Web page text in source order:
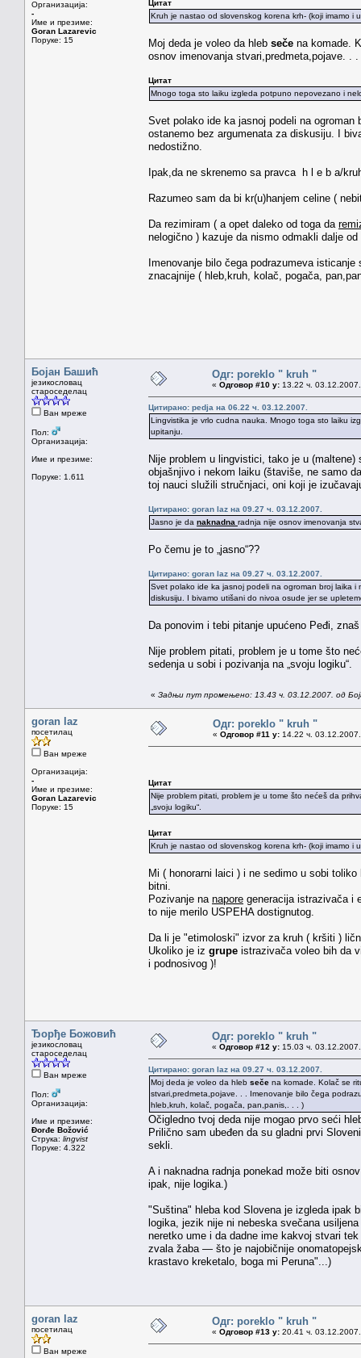
Организација:
-
Име и презиме:
Goran Lazarevic
Поруке: 15
Цитат
Kruh je nastao od slovenskog korena krh- (koji imamo i
Moj deda je voleo da hleb seče na komade.
osnov imenovanja stvari,predmeta,pojave. . .
Цитат
Mnogo toga sto laiku izgleda potpuno nepovezano i
Svet polako ide ka jasnoj podeli na
ostanemo bez argumenata za diskusiju. I
nedostižno.
Ipak,da ne skrenemo sa pravca h l e b a/
Razumeo sam da bi kr(u)hanjem celine (
Da rezimiram ( a opet daleko od toga da
nelogično ) kazuje da nismo odmakli dalje
Imenovanje bilo čega podrazumeva
znacajnije ( hleb,kruh, kolač, pogača,
Бојан Башић
језикословац
староседелац
Ван мреже
Пол:
Организација:
Име и презиме:
Поруке: 1.611
Одг: poreklo " kruh "
« Одговор #10 у: 13.22 ч.
Цитирано: pedja на 06.22 ч. 03.12.2007.
Lingvistika je vrlo cudna nauka. Mnogo toga sto laiku
upitanju.
Nije problem u lingvistici, tako je u
objašnjivo i nekom laiku (štaviše, ne samo
toj nauci služili stručnjaci, oni koji je
Цитирано: goran laz на 09.27 ч. 03.12.2007.
Jasno je da naknadna radnja nije osnov imenovanja
Po čemu je to „jasno“??
Цитирано: goran laz на 09.27 ч. 03.12.2007.
Svet polako ide ka jasnoj podeli na ogroman broj laika
diskusiju. I bivamo utišani do nivoa osude jer se
Da ponovim i tebi pitanje upućeno Peđi,
Nije problem pitati, problem je u tome što
sedenja u sobi i pozivanja na „svoju logiku“.
« Задњи пут промењено: 13.43 ч. 03.12.2007. од
goran laz
посетилац
Ван мреже
Организација:
-
Име и презиме:
Goran Lazarevic
Поруке: 15
Одг: poreklo " kruh "
« Одговор #11 у: 14.22 ч.
Цитат
Nije problem pitati, problem je u tome što nećeš da
„svoju logiku“.
Цитат
Kruh je nastao od slovenskog korena krh- (koji imamo i
Mi ( honorarni laici ) i ne sedimo u sobi
bitni.
Pozivanje na napore generacija istrazivača i
to nije merilo USPEHA dostignutog.
Da li je "etimoloski" izvor za kruh ( kršiti )
Ukoliko je iz grupe istrazivača voleo bih da
i podnosivog )!
Ђорђе Божовић
језикословац
староседелац
Ван мреже
Пол:
Организација:
Име и презиме:
Đorđe Božović
Струка: lingvist
Поруке: 4.322
Одг: poreklo " kruh "
« Одговор #12 у: 15.03 ч.
Цитирано: goran laz на 09.27 ч. 03.12.2007.
Moj deda je voleo da hleb seče na komade. Kolač se
stvari,predmeta,pojave. . . Imenovanje bilo čega
hleb,kruh, kolač, pogača, pan,panis,. . . )
Očigledno tvoj deda nije mogao prvo seći
Prilično sam ubeđen da su gladni prvi
sekli.
A i naknadna radnja ponekad može biti
ipak, nije logika.)
"Suština" hleba kod Slovena je izgleda ipak
logika, jezik nije ni nebeska svečana
neretko ume i da dadne ime kakvoj stvari
zvala žaba — što je najobičnije
krastavo kreketalo, boga mi Peruna"...)
goran laz
посетилац
Ван мреже
Одг: poreklo " kruh "
« Одговор #13 у: 20.41 ч.